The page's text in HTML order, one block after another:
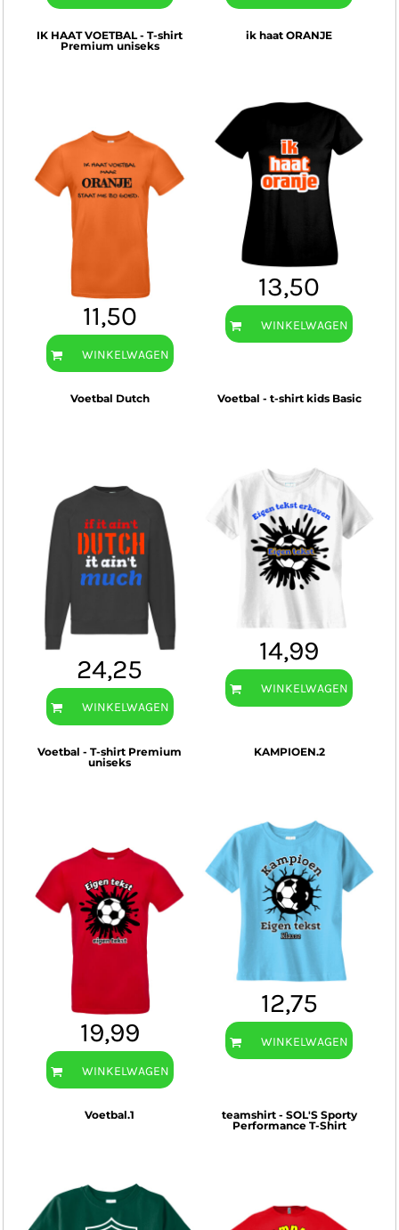
IK HAAT VOETBAL - T-shirt
Premium uniseks
11,50
WINKELWAGEN
ik haat ORANJE
13,50
WINKELWAGEN
Voetbal Dutch
24,25
WINKELWAGEN
Voetbal - t-shirt kids Basic
14,99
WINKELWAGEN
Voetbal - T-shirt Premium
uniseks
19,99
WINKELWAGEN
KAMPIOEN.2
12,75
WINKELWAGEN
Voetbal.1
teamshirt - SOL'S Sporty
Performance T-Shirt